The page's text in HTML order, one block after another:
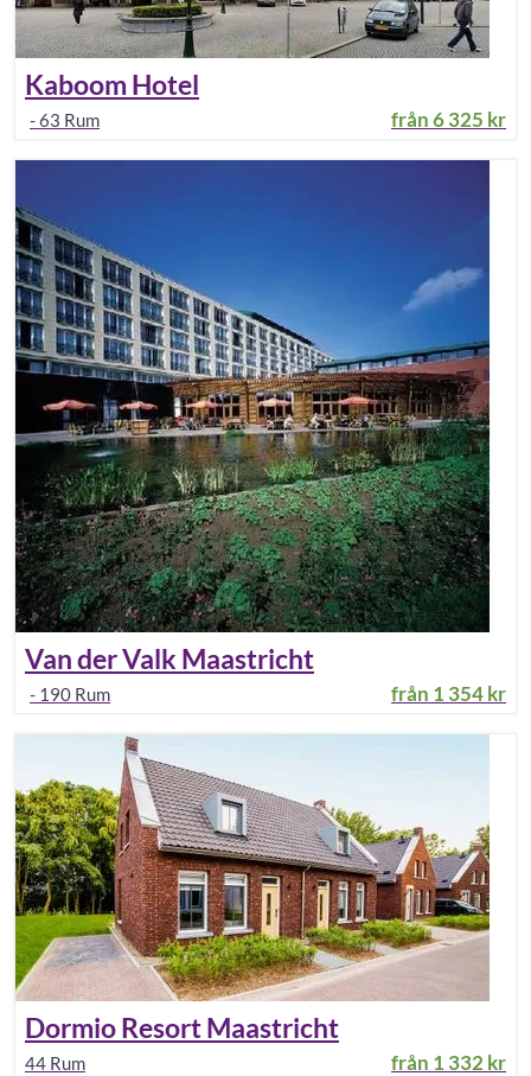
Kaboom Hotel
-63 Rum från6 325 kr
Van der Valk Maastricht
- 190 Rum från 1 354 kr
Dormio Resort Maastricht
44 Rum från 1 332 kr